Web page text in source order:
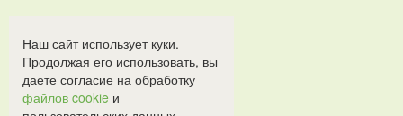
Наш сайт использует куки.
Продолжая его использовать, вы
даете согласие на обработку
файлов cookie и